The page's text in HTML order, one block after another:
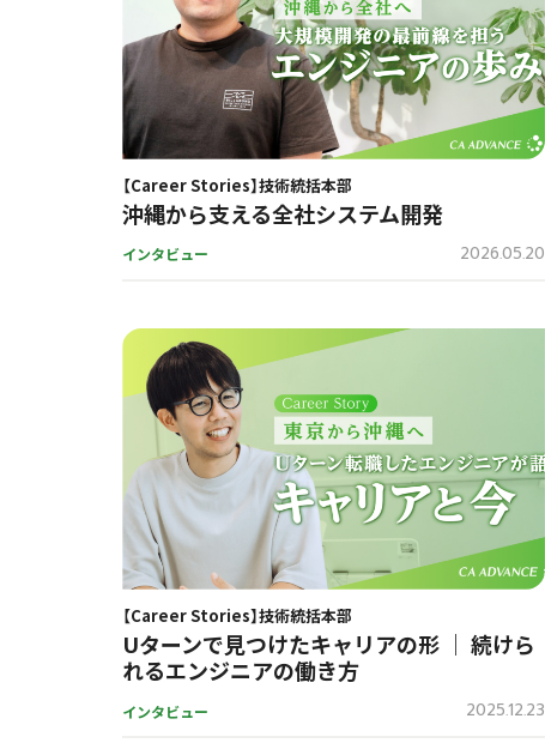
【Career Stories】技術統括本部
沖縄から支える全社システム開発
インタビュー 2026.05.20
【Career Stories】技術統括本部
Uターンで見つけたキャリアの形 ｜ 続けら
れるエンジニアの働き方
インタビュー 2025.12.23